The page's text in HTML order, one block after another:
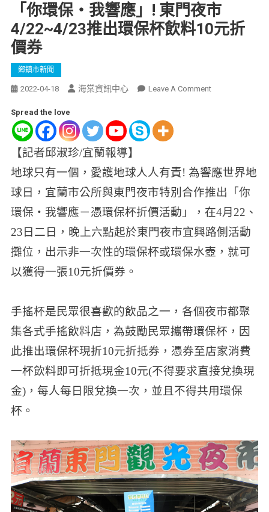
「你環保‧我響應」! 東門夜市
4/22~4/23推出環保杯飲料10元折
價券
鄉鎮市新聞
2022-04-18 海棠資訊中心 Leave A Comment
Spread the love
【記者邱淑珍/宜蘭報導】
地球只有一個，愛護地球人人有責! 為響應世界地
球日，宜蘭市公所與東門夜市特別合作推出「你
環保‧我響應－憑環保杯折價活動」，在4月22、
23日二日，晚上六點起於東門夜市宜興路側活動
攤位，出示非一次性的環保杯或環保水壺，就可
以獲得一張10元折價券。
手搖杯是民眾很喜歡的飲品之一，各個夜市都聚
集各式手搖飲料店，為鼓勵民眾攜帶環保杯，因
此推出環保杯現折10元折抵券，憑券至店家消費
一杯飲料即可折抵現金10元(不得要求直接兌換現
金)，每人每日限兌換一次，並且不得共用環保
杯。